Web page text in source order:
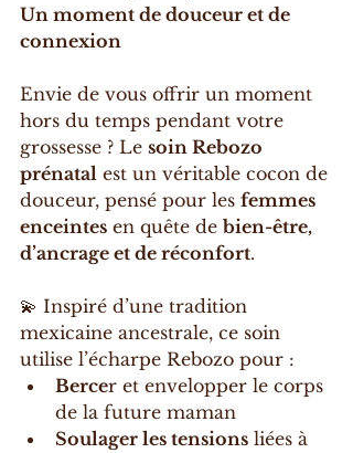
Un moment de douceur et de
connexion
Envie de vous offrir un moment
hors du temps pendant votre
grossesse ? Le soin Rebozo
prénatal est un véritable cocon de
douceur, pensé pour les femmes
enceintes en quête de bien-être,
d’ancrage et de réconfort.
💫 Inspiré d’une tradition
mexicaine ancestrale, ce soin
utilise l’écharpe Rebozo pour :
Bercer et envelopper le corps
de la future maman
Soulager les tensions liées à